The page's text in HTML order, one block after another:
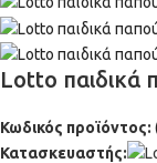
Lotto παιδικά
Κωδικός προϊόντος:
Κατασκευαστής: